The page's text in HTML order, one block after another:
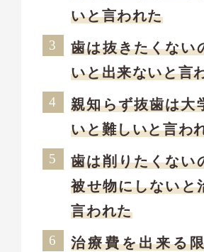
いと言われた
歯は抜きたくない
いと出来ないと言
親知らず抜歯は大
いと難しいと言わ
歯は削りたくない
被せ物にしないと
言われた
治療費を出来る